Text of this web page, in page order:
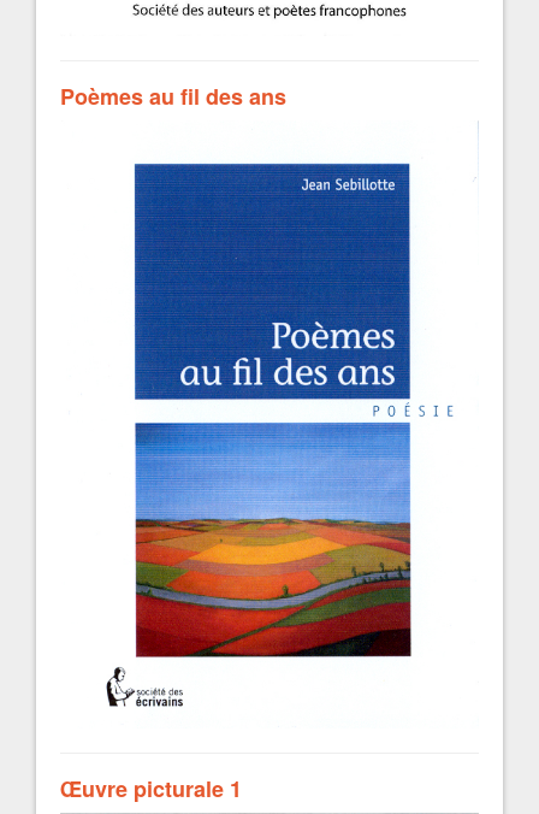
Poèmes au fil des ans
Œuvre picturale 1